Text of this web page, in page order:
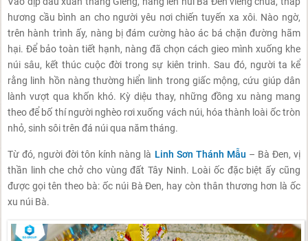
hương cầu bình an cho người yêu nơi chiến tuyến xa xôi. Nào ngờ,
trên hành trình ấy, nàng bị đám cường hào ác bá chặn đường hãm
hại. Để bảo toàn tiết hạnh, nàng đã chọn cách gieo mình xuống khe
núi sâu, kết thúc cuộc đời trong sự kiên trinh. Sau đó, người ta kể
rằng linh hồn nàng thường hiển linh trong giấc mộng, cứu giúp dân
lành vượt qua khốn khó. Kỳ diệu thay, những đồng xu nàng mang
theo để bố thí người nghèo rơi xuống vách núi, hóa thành loài ốc tròn
nhỏ, sinh sôi trên đá núi qua năm tháng.
Từ đó, người đời tôn kính nàng là Linh Sơn Thánh Mẫu – Bà Đen, vị
thần linh che chở cho vùng đất Tây Ninh. Loài ốc đặc biệt ấy cũng
được gọi tên theo bà: ốc núi Bà Đen, hay còn thân thương hơn là ốc
xu núi Bà.